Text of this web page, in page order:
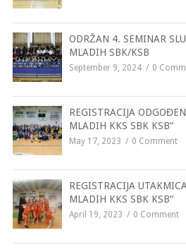
ODRŽAN 4. SEMINAR
MLADIH SBK/KSB
September 9, 2024 0
REGISTRACIJA
MLADIH KKS SBK KSB“
May 17, 2023 0 Comment
REGISTRACIJA
MLADIH KKS SBK KSB“
April 19, 2023 0 Comment